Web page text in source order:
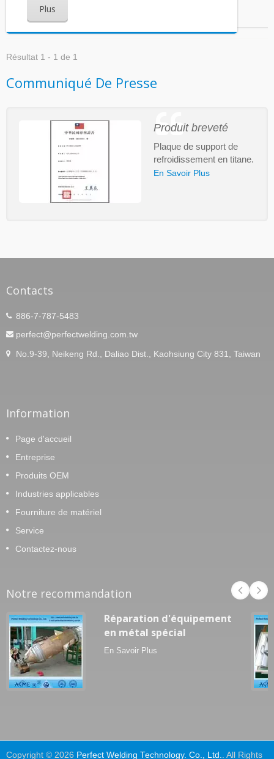
Plus
Résultat 1 - 1 de 1
Communiqué De Presse
Produit breveté
Plaque de support de
refroidissement en titane.
En Savoir Plus
Contacts
886-7-787-5483
perfect@perfectwelding.com.tw
No.9-39, Neikeng Rd., Daliao Dist., Kaohsiung City 831, Taiwan
Information
Page d'accueil
Entreprise
Produits OEM
Industries applicables
Fourniture de matériel
Service
Contactez-nous
Notre recommandation
Réparation d'équipement
en métal spécial
En Savoir Plus
Copyright © 2026 Perfect Welding Technology. Co., Ltd. . All Rights